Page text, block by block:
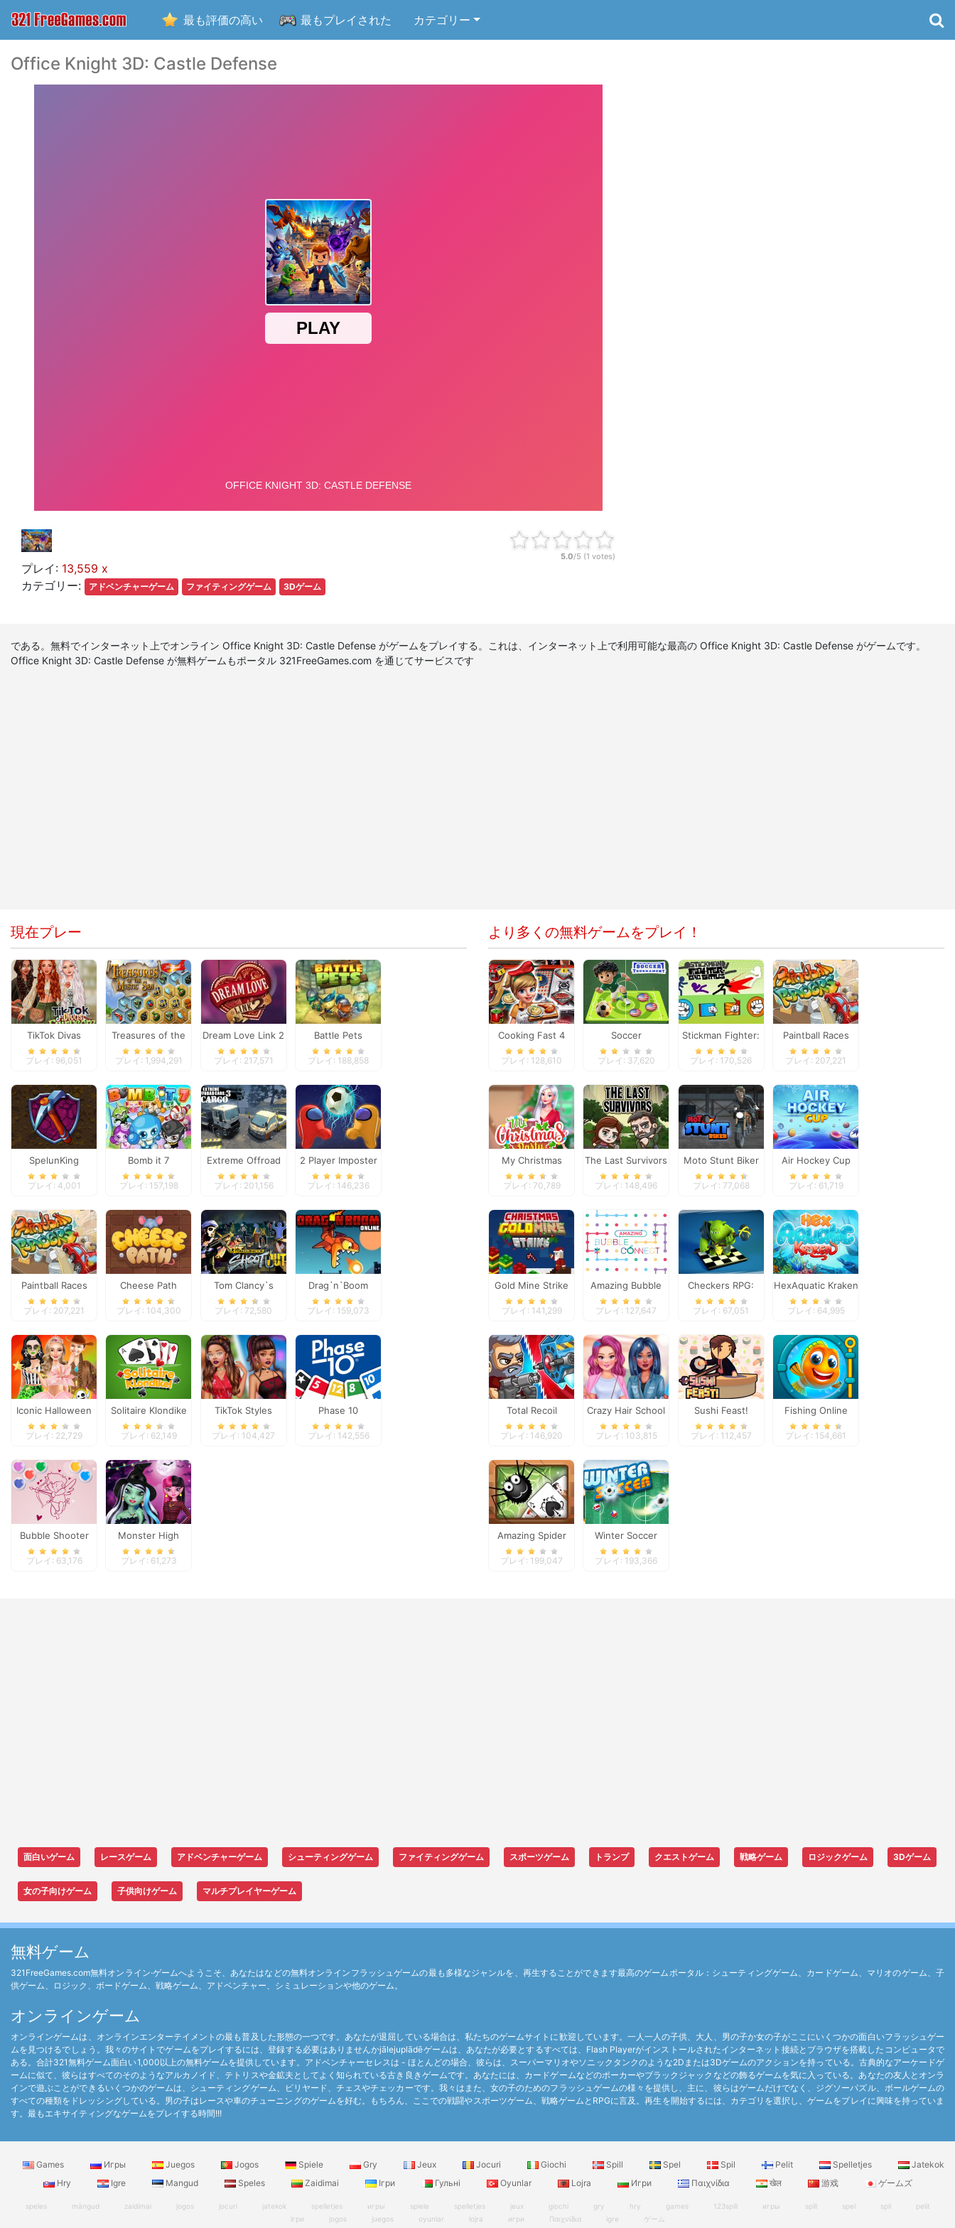
最も評価の高い 最もプレイされた カテゴリー
Office Knight 3D: Castle Defense
プレイ: 13,559 x
カテゴリー:
アドベンチャーゲーム ファイティングゲーム 3Dゲーム
5.0/5 (1 votes)
である。無料でインターネット上でオンライン Office Knight 3D: Castle Defense がゲームをプレイする。これは、インターネット上で利用可能な最高の Office Knight 3D: Castle Defense がゲームです。
Office Knight 3D: Castle Defense が無料ゲームもポータル 321FreeGames.com を通じてサービスです
現在プレー
TikTok Divas
Fairycore
プレイ: 96,051
Treasures of the
Mystic Sea
プレイ: 1,994,291
Dream Love Link 2
プレイ: 217,571
Battle Pets
プレイ: 188,858
SpelunKing
プレイ: 4,001
Bomb it 7
プレイ: 157,198
Extreme Offroad
Cars 3: Cargo
プレイ: 201,156
2 Player Imposter
Soccer
プレイ: 146,236
Paintball Races
プレイ: 207,221
Cheese Path
プレイ: 104,300
Tom Clancy`s
Shootout
プレイ: 72,580
Drag`n`Boom
プレイ: 159,073
Iconic Halloween
Costumes
プレイ: 22,729
Solitaire Klondike
プレイ: 62,149
TikTok Styles
Battle Boho vs
プレイ: 104,427
Phase 10
プレイ: 142,556
Bubble Shooter
Valentine
プレイ: 63,176
Monster High
Spooky Fashion
プレイ: 61,273
より多くの無料ゲームをプレイ！
Cooking Fast 4
Steak
プレイ: 128,610
Soccer
Tournament
プレイ: 37,620
Stickman Fighter:
Epic Battles
プレイ: 170,526
Paintball Races
プレイ: 207,221
My Christmas
Party Prep
プレイ: 70,789
The Last Survivors
プレイ: 148,496
Moto Stunt Biker
プレイ: 77,068
Air Hockey Cup
プレイ: 61,719
Gold Mine Strike
Christmas
プレイ: 141,299
Amazing Bubble
Connect
プレイ: 127,647
Checkers RPG:
Online PvP Battle
プレイ: 67,051
HexAquatic Kraken
プレイ: 64,995
Total Recoil
プレイ: 146,920
Crazy Hair School
Salon
プレイ: 103,815
Sushi Feast!
プレイ: 112,457
Fishing Online
プレイ: 154,661
Amazing Spider
Solitaire
プレイ: 199,047
Winter Soccer
プレイ: 193,366
面白いゲーム レースゲーム アドベンチャーゲーム シューティングゲーム ファイティングゲーム スポーツゲーム トランプ クエストゲーム 戦略ゲーム ロジックゲーム 3Dゲーム
女の子向けゲーム 子供向けゲーム マルチプレイヤーゲーム
無料ゲーム
321FreeGames.com無料オンライン·ゲームへようこそ、あなたはなどの無料オンラインフラッシュゲームの最も多様なジャンルを、再生することができます最高のゲームポータル：シューティングゲーム、カードゲーム、マリオのゲーム、子
供ゲーム、ロジック、ボードゲーム、戦略ゲーム、アドベンチャー、シミュレーションや他のゲーム。
オンラインゲーム
オンラインゲームは、オンラインエンターテイメントの最も普及した形態の一つです。あなたが退屈している場合は、私たちのゲームサイトに歓迎しています。一人一人の子供、大人、男の子か女の子がここにいくつかの面白いフラッシュゲー
ムを見つけるでしょう。我々のサイトでゲームをプレイするには、登録する必要はありませんかjālejuplādēゲームは、あなたが必要とするすべては、Flash Playerがインストールされたインターネット接続とブラウザを搭載したコンピュータで
ある。合計321無料ゲーム面白い1,000以上の無料ゲームを提供しています。アドベンチャーセレスは - ほとんどの場合、彼らは、スーパーマリオやソニックタンクのような2Dまたは3Dゲームのアクションを持っている。古典的なアーケードゲ
ームに似て、彼らはすべてのそのようなアルカノイド、テトリスや金鉱夫としてよく知られている古き良きゲームです。あなたには、カードゲームなどのポーカーやブラックジャックなどの飾るゲームを気に入っている。あなたの友人とオンラ
インで遊ぶことができるいくつかのゲームは、シューティングゲーム、ビリヤード、チェスやチェッカーです。我々はまた、女の子のためのフラッシュゲームの様々を提供し、主に、彼らはゲームだけでなく、ジグソーパズル、ボールゲームの
すべての種類をドレッシングしている。男の子はレースや車のチューニングのゲームを好む。もちろん、ここでの戦闘やスポーツゲーム、戦略ゲームとRPGに言及。再生を開始するには、カテゴリを選択し、ゲームをプレイに興味を持っていま
す。最もエキサイティングなゲームをプレイする時間!!!
Games Игры Juegos Jogos Spiele Gry Jeux Jocuri Giochi Spill Spel Spil Pelit Spelletjes
Jatekok
Hry
Igre Mangud Speles Zaidimai Ігри Гульні Oyunlar Lojra Игри Παιχνίδια खेल 游戏 ゲームズ
speles mängud zaidimai jogos jocuri jatekok spelletjes игры spiele spelletjes jeux giochi gry hry games 123spill игры spill spel spil
pelit
ігри
jogos juegos oyunlar lojra игри Παιχνίδια igre
ゲーム